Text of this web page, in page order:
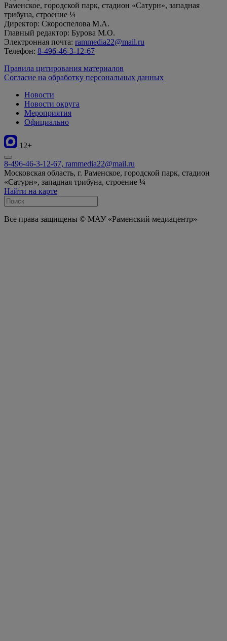
Раменское, городской парк, стадион «Сатурн», западная
трибуна, строение ¼
Директор: Скороспелова М.А.
Главный редактор: Бурова М.О.
Электронная почта: rammedia22@mail.ru
Телефон: 8-496-46-3-12-67
Правила цитирования материалов
Согласие на обработку персональных данных
Новости
Новости округа
Мероприятия
Официально
12+
8-496-46-3-12-67, rammedia22@mail.ru
Московская область, г. Раменское, городской парк, стадион
«Сатурн», западная трибуна, строение ¼
Найти на карте
Все права защищены © МАУ «Раменский медиацентр»